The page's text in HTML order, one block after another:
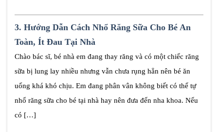
3. Hướng Dẫn Cách Nhổ Răng Sữa Cho Bé An
Toàn, Ít Đau Tại Nhà
Chào bác sĩ, bé nhà em đang thay răng và có một chiếc răng
sữa bị lung lay nhiều nhưng vẫn chưa rụng hẳn nên bé ăn
uống khá khó chịu. Em đang phân vân không biết có thể tự
nhổ răng sữa cho bé tại nhà hay nên đưa đến nha khoa. Nếu
có […]